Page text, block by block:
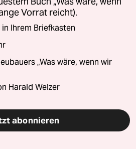
Vorrat reicht).
Ihrem Briefkasten
„Was wäre, wenn wir
Harald Welzer
abonnieren